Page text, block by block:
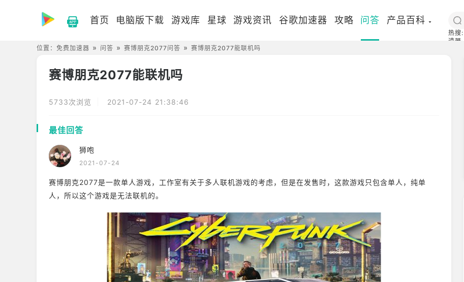
首页 电脑版下载 游戏库 星球 游戏资讯 谷歌加速器 攻略 问答 产品百科
热搜:
速器
位置： 免费加速器 问答 赛博朋克2077问答 赛博朋克2077能联机吗
赛博朋克2077能联机吗
5733次浏览 2021-07-24 21:38:46
最佳回答
狮咆
2021-07-24
赛博朋克2077是一款单人游戏，工作室有关于多人联机游戏的考虑，但是在发售时，这款游戏只包含单人，纯单
人，所以这个游戏是无法联机的。